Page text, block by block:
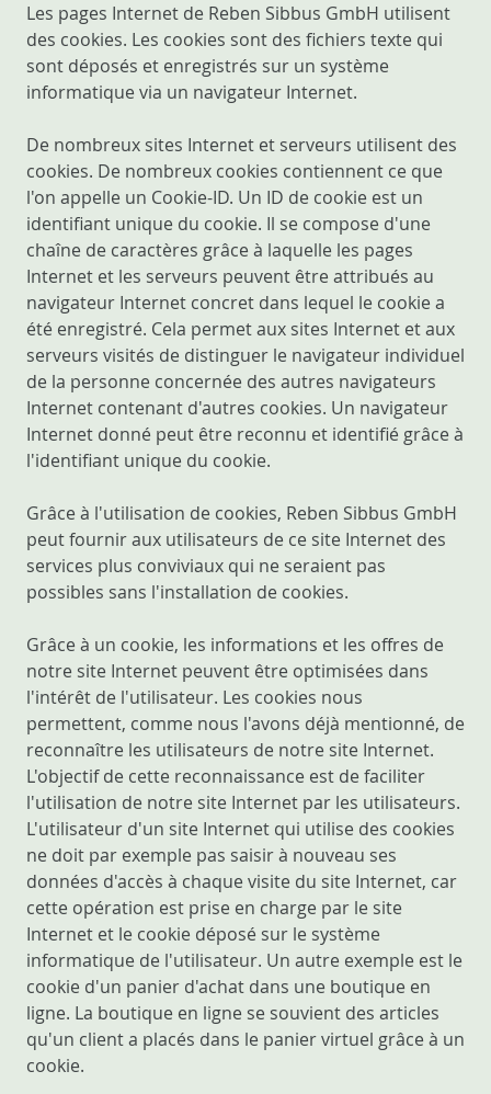
Les pages Internet de Reben Sibbus GmbH utilisent
des cookies. Les cookies sont des fichiers texte qui
sont déposés et enregistrés sur un système
informatique via un navigateur Internet.
De nombreux sites Internet et serveurs utilisent des
cookies. De nombreux cookies contiennent ce que
l'on appelle un Cookie-ID. Un ID de cookie est un
identifiant unique du cookie. Il se compose d'une
chaîne de caractères grâce à laquelle les pages
Internet et les serveurs peuvent être attribués au
navigateur Internet concret dans lequel le cookie a
été enregistré. Cela permet aux sites Internet et aux
serveurs visités de distinguer le navigateur individuel
de la personne concernée des autres navigateurs
Internet contenant d'autres cookies. Un navigateur
Internet donné peut être reconnu et identifié grâce à
l'identifiant unique du cookie.
Grâce à l'utilisation de cookies, Reben Sibbus GmbH
peut fournir aux utilisateurs de ce site Internet des
services plus conviviaux qui ne seraient pas
possibles sans l'installation de cookies.
Grâce à un cookie, les informations et les offres de
notre site Internet peuvent être optimisées dans
l'intérêt de l'utilisateur. Les cookies nous
permettent, comme nous l'avons déjà mentionné, de
reconnaître les utilisateurs de notre site Internet.
L'objectif de cette reconnaissance est de faciliter
l'utilisation de notre site Internet par les utilisateurs.
L'utilisateur d'un site Internet qui utilise des cookies
ne doit par exemple pas saisir à nouveau ses
données d'accès à chaque visite du site Internet, car
cette opération est prise en charge par le site
Internet et le cookie déposé sur le système
informatique de l'utilisateur. Un autre exemple est le
cookie d'un panier d'achat dans une boutique en
ligne. La boutique en ligne se souvient des articles
qu'un client a placés dans le panier virtuel grâce à un
cookie.